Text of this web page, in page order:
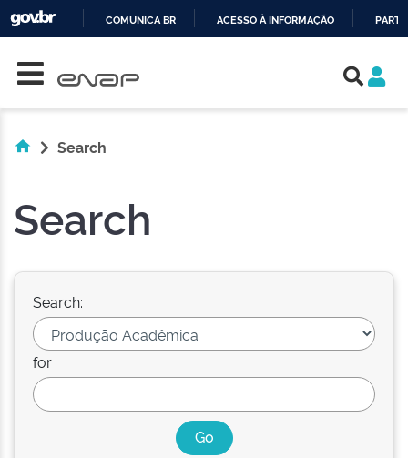
COMUNICA BR ACESSO À INFORMAÇÃO
Search
Search
Search:
for